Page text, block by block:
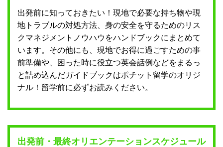
出発前に知っておきたい！現地で必要な持ち物や現
地トラブルの対処方法、身の安全を守るためのリス
クマネジメントノウハウをハンドブックにまとめて
います。その他にも、現地でお得に過ごすための事
前準備や、困った時に役立つ英会話例などをまるっ
と詰め込んだガイドブックはポチット留学のオリジ
ナル！留学前に必ずお読みください。
出発前・最終オリエンテーションスケジュール